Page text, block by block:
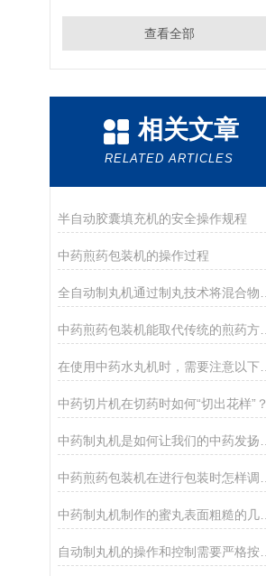
查看全部
相关文章
RELATED ARTICLES
半自动胶囊填充机的安全操作规程
中药煎药包装机的操作过程
中药煎药包装机能取代传统的煎药方法吗？
在使用中药水丸机时，需要注意以下几点
中药切片机在切药时如何“切出花样”？
中药制丸机制作的蜜丸表面粗糙的几个主要原因
自动制丸机的操作和控制需要严格按照说明书和操作规程进行